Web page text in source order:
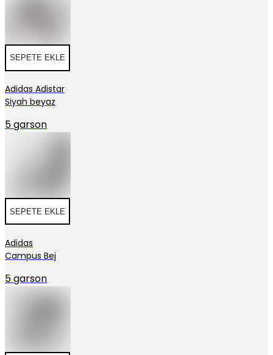
SEPETE EKLE
Adidas Adistar
Siyah beyaz
5 garson
SEPETE EKLE
Adidas
Campus Bej
5 garson